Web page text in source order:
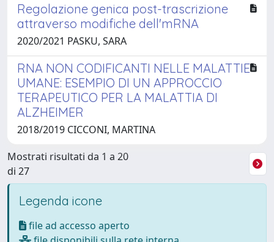
Regolazione genica post-trascrizione
attraverso modifiche dell'mRNA
2020/2021 PASKU, SARA
RNA NON CODIFICANTI NELLE MALATTIE
UMANE: ESEMPIO DI UN APPROCCIO
TERAPEUTICO PER LA MALATTIA DI
ALZHEIMER
2018/2019 CICCONI, MARTINA
Mostrati risultati da 1 a 20
di 27
Legenda icone
file ad accesso aperto